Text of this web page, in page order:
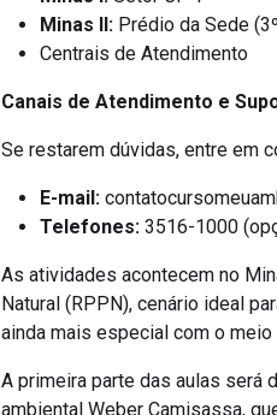
Minas II: Prédio da Sede
Centrais de Atendimento
Canais de Atendimento e
Se restarem dúvidas, entre em
E-mail:
Telefones: 3516-1000
As atividades acontecem no
Natural (RPPN), cenário ideal
ainda mais especial com o meio
A primeira parte das aulas
ambiental Weber Camisassa,